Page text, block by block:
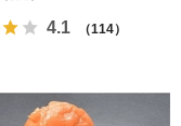
4.1 （114）